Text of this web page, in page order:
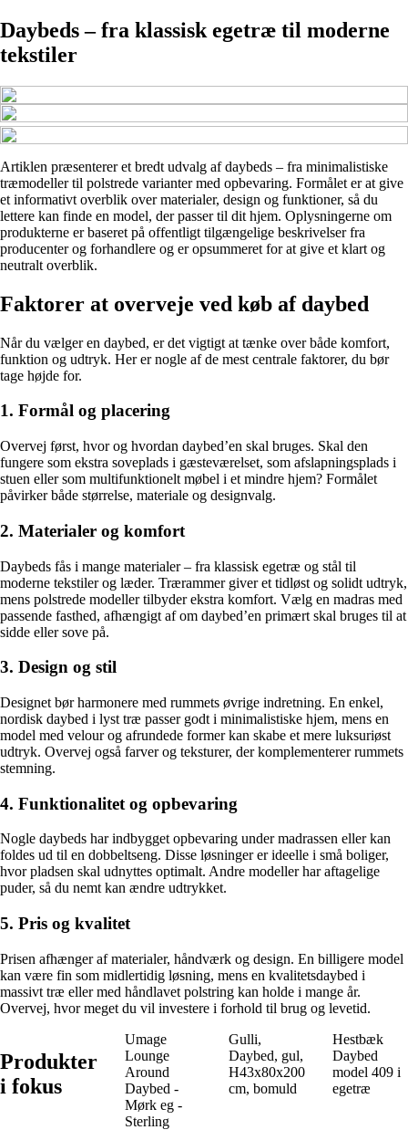
Daybeds – fra klassisk egetræ til moderne
tekstiler
Artiklen præsenterer et bredt udvalg af daybeds – fra minimalistiske
træmodeller til polstrede varianter med opbevaring. Formålet er at give
et informativt overblik over materialer, design og funktioner, så du
lettere kan finde en model, der passer til dit hjem. Oplysningerne om
produkterne er baseret på offentligt tilgængelige beskrivelser fra
producenter og forhandlere og er opsummeret for at give et klart og
neutralt overblik.
Faktorer at overveje ved køb af daybed
Når du vælger en daybed, er det vigtigt at tænke over både komfort,
funktion og udtryk. Her er nogle af de mest centrale faktorer, du bør
tage højde for.
1. Formål og placering
Overvej først, hvor og hvordan daybed’en skal bruges. Skal den
fungere som ekstra soveplads i gæsteværelset, som afslapningsplads i
stuen eller som multifunktionelt møbel i et mindre hjem? Formålet
påvirker både størrelse, materiale og designvalg.
2. Materialer og komfort
Daybeds fås i mange materialer – fra klassisk egetræ og stål til
moderne tekstiler og læder. Trærammer giver et tidløst og solidt udtryk,
mens polstrede modeller tilbyder ekstra komfort. Vælg en madras med
passende fasthed, afhængigt af om daybed’en primært skal bruges til at
sidde eller sove på.
3. Design og stil
Designet bør harmonere med rummets øvrige indretning. En enkel,
nordisk daybed i lyst træ passer godt i minimalistiske hjem, mens en
model med velour og afrundede former kan skabe et mere luksuriøst
udtryk. Overvej også farver og teksturer, der komplementerer rummets
stemning.
4. Funktionalitet og opbevaring
Nogle daybeds har indbygget opbevaring under madrassen eller kan
foldes ud til en dobbeltseng. Disse løsninger er ideelle i små boliger,
hvor pladsen skal udnyttes optimalt. Andre modeller har aftagelige
puder, så du nemt kan ændre udtrykket.
5. Pris og kvalitet
Prisen afhænger af materialer, håndværk og design. En billigere model
kan være fin som midlertidig løsning, mens en kvalitetsdaybed i
massivt træ eller med håndlavet polstring kan holde i mange år.
Overvej, hvor meget du vil investere i forhold til brug og levetid.
Produkter
i fokus
Umage
Lounge
Around
Daybed -
Mørk eg -
Sterling
Gulli,
Daybed, gul,
H43x80x200
cm, bomuld
Hestbæk
Daybed
model 409 i
egetræ